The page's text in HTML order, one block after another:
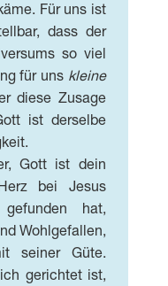
Für uns ist
dass der
so viel
für uns kleine
diese Zusage
ist derselbe
Gott ist dein
bei Jesus
hat,
Wohlgefallen,
seiner Güte.
gerichtet ist,